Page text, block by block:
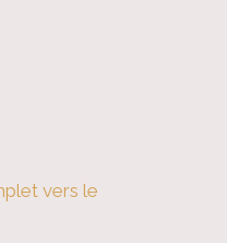
vers le